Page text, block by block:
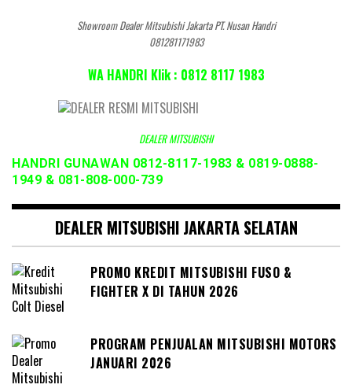
Showroom Dealer Mitsubishi Jakarta PT. Nusan Handri
081281171983
WA HANDRI Klik : 0812 8117 1983
DEALER MITSUBISHI
HANDRI GUNAWAN 0812-8117-1983 & 0819-0888-
1949 & 081-808-000-739
DEALER MITSUBISHI JAKARTA SELATAN
PROMO KREDIT MITSUBISHI FUSO &
FIGHTER X DI TAHUN 2026
PROGRAM PENJUALAN MITSUBISHI MOTORS
JANUARI 2026